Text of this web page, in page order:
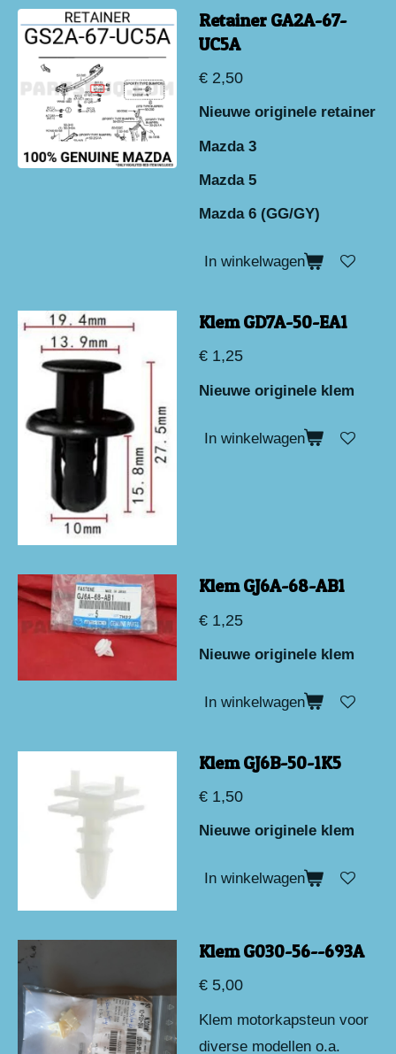
Retainer GA2A-67-
UC5A
€ 2,50
Nieuwe originele retainer
Mazda 3
Mazda 5
Mazda 6 (GG/GY)
In winkelwagen
Klem GD7A-50-EA1
€ 1,25
Nieuwe originele klem
In winkelwagen
Klem GJ6A-68-AB1
€ 1,25
Nieuwe originele klem
In winkelwagen
Klem GJ6B-50-1K5
€ 1,50
Nieuwe originele klem
In winkelwagen
Klem G030-56--693A
€ 5,00
Klem motorkapsteun voor
diverse modellen o.a.